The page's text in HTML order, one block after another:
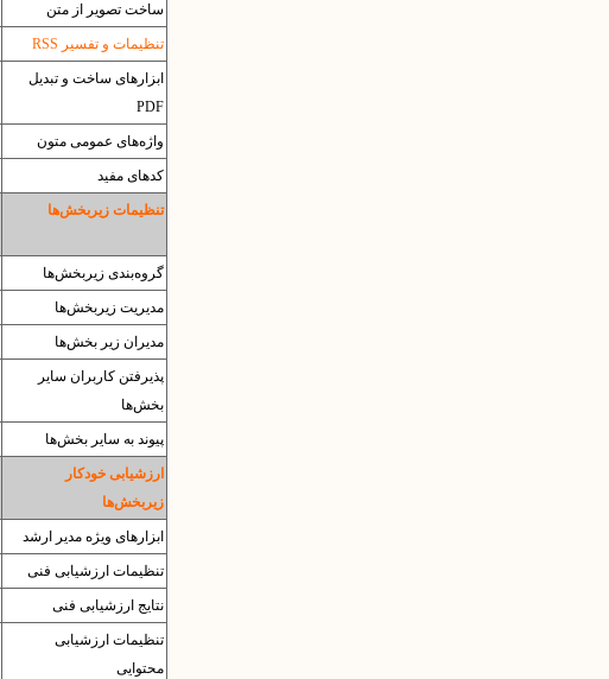
ساخت تصویر از متن
تنظیمات و تفسیر RSS
ابزارهای ساخت و تبدیل
PDF
واژه‌های عمومی متون
کدهای مفید
تنظیمات زیربخش‌ها‌
گروه‌بندی زیربخش‌ها
مدیریت زیربخش‌ها
مدیران زیر بخش‌ها
پذیرفتن کاربران سایر
بخش‌ها
پیوند به سایر بخش‌ها
ارزشیابی خودکار
زیربخش‌ها
ابزارهای ویژه مدیر ارشد
تنظیمات ارزشیابی فنی
نتایج ارزشیابی فنی
تنظیمات ارزشیابی
محتوایی